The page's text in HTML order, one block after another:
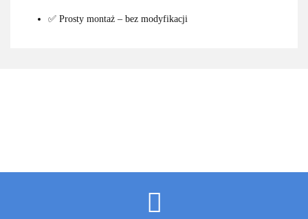
✅ Prosty montaż – bez modyfikacji